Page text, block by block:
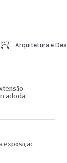
Arquitetura e
da
exposição